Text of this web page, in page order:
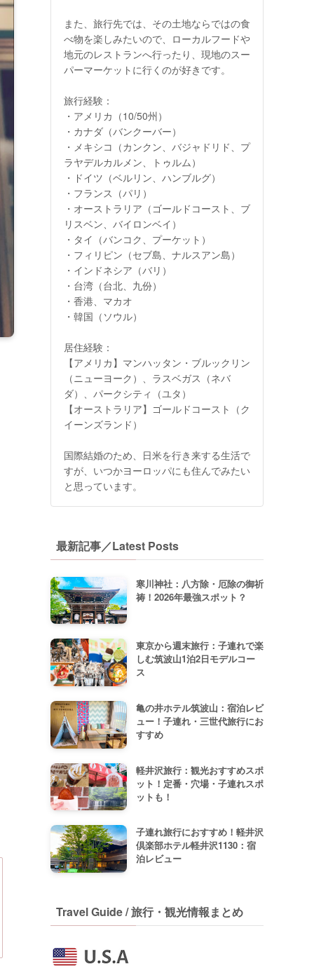
また、旅行先では、その土地ならではの食
べ物を楽しみたいので、ローカルフードや
地元のレストランへ行ったり、現地のスー
パーマーケットに行くのが好きです。
旅行経験：
・アメリカ（10/50州）
・カナダ（バンクーバー）
・メキシコ（カンクン、バジャドリド、プ
ラヤデルカルメン、トゥルム）
・ドイツ（ベルリン、ハンブルグ）
・フランス（パリ）
・オーストラリア（ゴールドコースト、ブ
リスベン、バイロンベイ）
・タイ（バンコク、プーケット）
・フィリピン（セブ島、ナルスアン島）
・インドネシア（バリ）
・台湾（台北、九份）
・香港、マカオ
・韓国（ソウル）
居住経験：
【アメリカ】マンハッタン・ブルックリン
（ニューヨーク）、ラスベガス（ネバ
ダ）、パークシティ（ユタ）
【オーストラリア】ゴールドコースト（ク
イーンズランド）
国際結婚のため、日米を行き来する生活で
すが、いつかヨーロッパにも住んでみたい
と思っています。
最新記事／Latest Posts
寒川神社：八方除・厄除の御祈
祷！2026年最強スポット？
東京から週末旅行：子連れで楽
しむ筑波山1泊2日モデルコー
ス
亀の井ホテル筑波山：宿泊レビ
ュー！子連れ・三世代旅行にお
すすめ
軽井沢旅行：観光おすすめスポ
ット！定番・穴場・子連れスポ
ットも！
子連れ旅行におすすめ！軽井沢
倶楽部ホテル軽井沢1130：宿
泊レビュー
Travel Guide / 旅行・観光情報まとめ